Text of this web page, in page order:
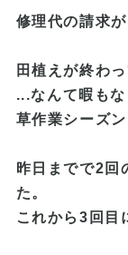
修理代の請求
田植えが終わ
...なんて暇も
草作業シーズ
昨日までで2回
た。
これから3回目